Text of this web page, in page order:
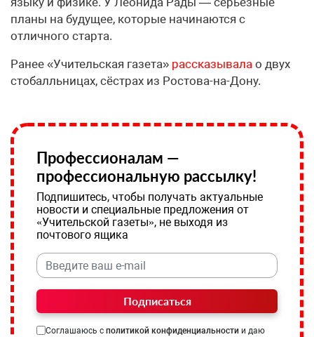
планы на будущее, которые начинаются с
отличного старта.
Ранее «Учительская газета» рассказывала о двух
стобалльницах, сёстрах из Ростова-на-Дону.
Профессионалам —
профессиональную рассылку!
Подпишитесь, чтобы получать актуальные
новости и специальные предложения от
«Учительской газеты», не выходя из
почтового ящика
Подписаться
Соглашаюсь с политикой конфиденциальности и даю